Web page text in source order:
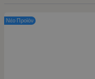
Νέο Προϊόν